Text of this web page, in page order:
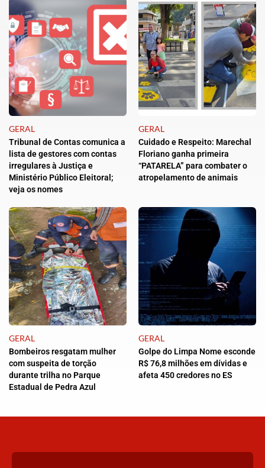
GERAL
Tribunal de Contas comunica a
lista de gestores com contas
irregulares à Justiça e
Ministério Público Eleitoral;
veja os nomes
GERAL
Cuidado e Respeito: Marechal
Floriano ganha primeira
“PATARELA” para combater o
atropelamento de animais
GERAL
Bombeiros resgatam mulher
com suspeita de torção
durante trilha no Parque
Estadual de Pedra Azul
GERAL
Golpe do Limpa Nome esconde
R$ 76,8 milhões em dívidas e
afeta 450 credores no ES